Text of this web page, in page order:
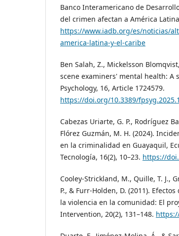
Banco Interamericano de
del crimen afectan a América
https://www.iadb.org/es/noticias/
america-latina-y-el-caribe
Ben Salah, Z., Mickelsson
scene examiners' mental health: A
Psychology, 16, Article 1724579.
https://doi.org/10.3389/
Cabezas Uriarte, G. P., Rodríguez
Flórez Guzmán, M. H. (2024).
en la criminalidad en Guayaquil,
Tecnología, 16(2), 10–23. https://
Cooley-Strickland, M., Quille, T. J.,
P., & Furr-Holden, D. (2011).
la violencia en la comunidad: El
Intervention, 20(2), 131–148.